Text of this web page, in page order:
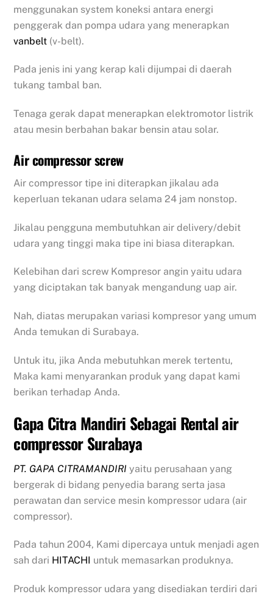
menggunakan system koneksi antara energi
penggerak dan pompa udara yang menerapkan
vanbelt (v-belt).
Pada jenis ini yang kerap kali dijumpai di daerah
tukang tambal ban.
Tenaga gerak dapat menerapkan elektromotor listrik
atau mesin berbahan bakar bensin atau solar.
Air compressor screw
Air compressor tipe ini diterapkan jikalau ada
keperluan tekanan udara selama 24 jam nonstop.
Jikalau pengguna membutuhkan air delivery/debit
udara yang tinggi maka tipe ini biasa diterapkan.
Kelebihan dari screw Kompresor angin yaitu udara
yang diciptakan tak banyak mengandung uap air.
Nah, diatas merupakan variasi kompresor yang umum
Anda temukan di Surabaya.
Untuk itu, jika Anda mebutuhkan merek tertentu,
Maka kami menyarankan produk yang dapat kami
berikan terhadap Anda.
Gapa Citra Mandiri Sebagai Rental air
compressor Surabaya
PT. GAPA CITRAMANDIRI yaitu perusahaan yang
bergerak di bidang penyedia barang serta jasa
perawatan dan service mesin kompressor udara (air
compressor).
Pada tahun 2004, Kami dipercaya untuk menjadi agen
sah dari HITACHI untuk memasarkan produknya.
Produk kompressor udara yang disediakan terdiri dari